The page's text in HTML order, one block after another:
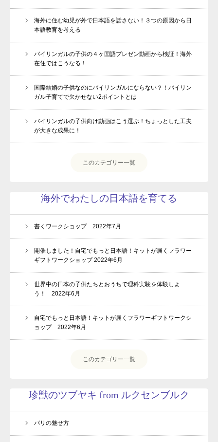
海外に住む幼児が外で日本語を話さない！３つの原因から日
本語教育を考える
バイリンガルの子供の４ヶ国語プレゼン動画から検証！海外
在住ではこうなる！
国際結婚の子供なのにバイリンガルにならない？！バイリン
ガル子育てで欠かせない2ポイントとは
バイリンガルの子供向け動画はこう選ぶ！ちょっとした工夫
が大きな成果に！
このカテゴリー一覧
海外でわたしの日本語を育てる
書くワークショップ 2022年7月
開催しました！自宅でもっと日本語！キットが届くフラワー
ギフトワークショップ 2022年6月
世界中の日本の子供たちとおうちで理科実験を体験しよ
う！ 2022年6月
自宅でもっと日本語！キットが届くフラワーギフトワークシ
ョップ 2022年6月
このカテゴリー一覧
珍獣のツブヤキ from ルクセンブルク
パリの魅せ方